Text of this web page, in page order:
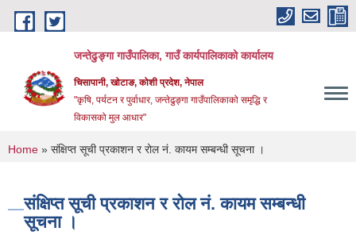
Skip to main content
जन्तेढुङ्गा गाउँपालिका, गाउँ कार्यपालिकाको कार्यालय
चिसापानी, खोटाङ, कोशी प्रदेश, नेपाल
"कृषि, पर्यटन र पुर्वाधार, जन्तेढुङ्गा गाउँपालिकाको समृद्धि र
विकासको मुल आधार"
You are here
Home » संक्षिप्त सूची प्रकाशन र रोल नं. कायम सम्बन्धी सूचना ।
संक्षिप्त सूची प्रकाशन र रोल नं. कायम सम्बन्धी
सूचना ।